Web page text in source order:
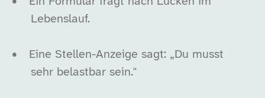
Lebenslauf.
•
Eine Stellen-Anzeige sagt: „Du musst
sehr belastbar sein."